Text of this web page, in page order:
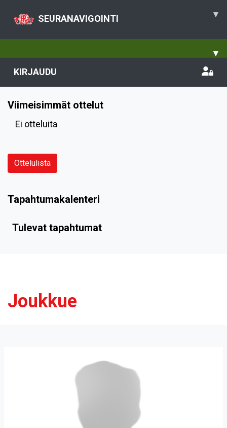
SEURANAVIGOINTI ▾
▾
KIRJAUDU
Viimeisimmät ottelut
Ei otteluita
Ottelulista
Tapahtumakalenteri
Tulevat tapahtumat
Joukkue